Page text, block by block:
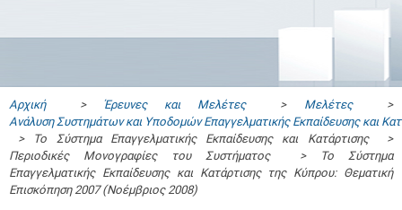
Αρχική> Έρευνες και Μελέτες> Μελέτες>
Ανάλυση Συστημάτων και Υποδομών Επαγγελματικής Εκπαίδευσης και
> Το Σύστημα Επαγγελματικής Εκπαίδευσης και Κατάρτισης >
Περιοδικές Μονογραφίες του Συστήματος > Το Σύστημα
Επαγγελματικής Εκπαίδευσης και Κατάρτισης της Κύπρου: Θεματική
Επισκόπηση 2007 (Νοέμβριος 2008)